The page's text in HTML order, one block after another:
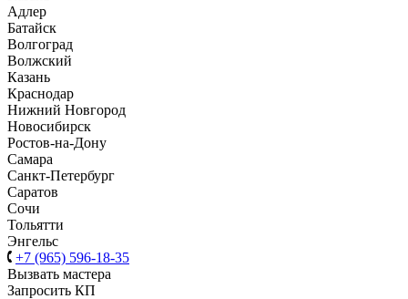
Адлер
Батайск
Волгоград
Волжский
Казань
Краснодар
Нижний Новгород
Новосибирск
Ростов-на-Дону
Самара
Санкт-Петербург
Саратов
Сочи
Тольятти
Энгельс
+7 (965) 596-18-35
Вызвать мастера
Запросить КП